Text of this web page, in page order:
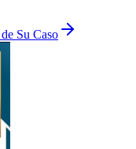
Su Caso